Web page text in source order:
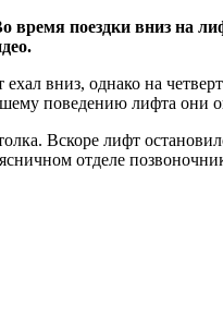
поездки вниз на
вниз, однако на
поведению лифта они
Вскоре лифт
отделе